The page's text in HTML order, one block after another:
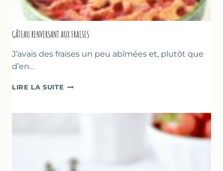
GÂTEAU RENVERSANT AUX FRAISES
J’avais des fraises un peu abîmées et, plutôt que
d’en…
LIRE LA SUITE GÂTEAU
FRAISES